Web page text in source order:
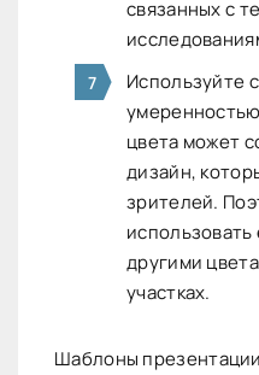
связанных с
Используйте
цвета может
дизайн,
зрителей.
использовать
другими
участках.
Шаблоны